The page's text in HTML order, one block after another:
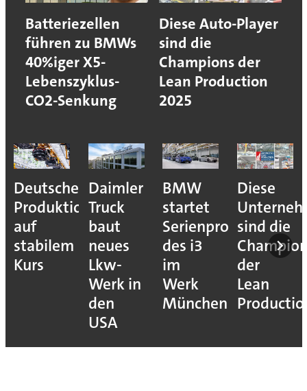
Batteriezellen
führen zu BMWs
40%iger X5-
Lebenszyklus-
CO2-Senkung
Diese Auto-Player
sind die
Champions der
Lean Production
2025
Deutsche
Produktion
auf
stabilem
Kurs
Daimler
Truck
baut
neues
Lkw-
Werk in
den
USA
BMW
startet
Serienproduktion
des i3
im
Werk
München
Diese
sind die
der
Lean